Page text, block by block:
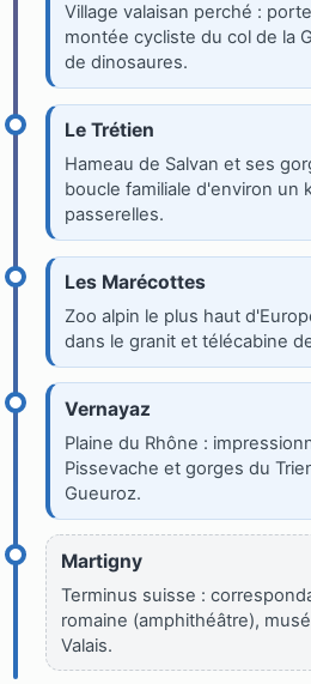
Village valaisan perché :
montée cycliste du col de la
de dinosaures.
Le Trétien
Hameau de Salvan et ses
boucle familiale d'environ un
passerelles.
Les Marécottes
Zoo alpin le plus haut
dans le granit et télécabine
Vernayaz
Plaine du Rhône :
Pissevache et gorges du
Gueuroz.
Martigny
Terminus suisse :
romaine (amphithéâtre),
Valais.